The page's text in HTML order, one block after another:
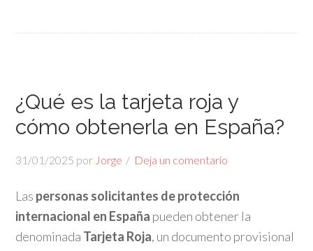
¿Qué es la tarjeta roja y
cómo obtenerla en España?
31/01/2025 por Jorge Deja un comentario
Las personas solicitantes de protección
internacional en España pueden obtener la
denominada Tarjeta Roja, un documento provisional